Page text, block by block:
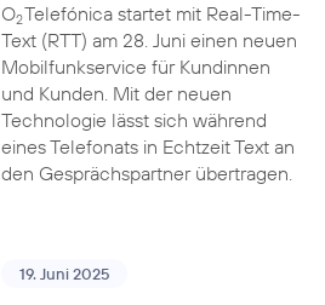
O2Telefónica startet mit Real-Time-
Text (RTT) am 28. Juni einen neuen
Mobilfunkservice für Kundinnen
und Kunden. Mit der neuen
Technologie lässt sich während
eines Telefonats in Echtzeit Text an
den Gesprächspartner übertragen.
19. Juni 2025